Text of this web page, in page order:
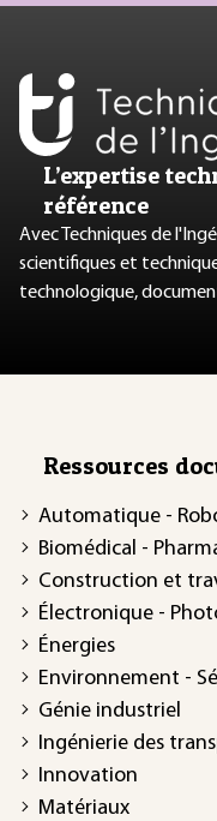
L’expertise
référence
Avec Techniques de
scientifiques et
technologique,
Ressources
Automatique -
Biomédical -
Construction et
Électronique -
Énergies
Environnement -
Génie industriel
Ingénierie des
Innovation
Matériaux